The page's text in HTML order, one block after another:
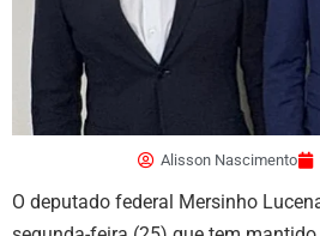
Alisson Nascimento
O deputado federal Mersinho